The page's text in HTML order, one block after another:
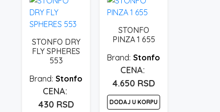
STONFO DRY
FLY SPHERES
553
Stonfo
430 RSD
STONFO
PINZA 1 655
Stonfo
4.650 RSD
DODAJ U KORPU